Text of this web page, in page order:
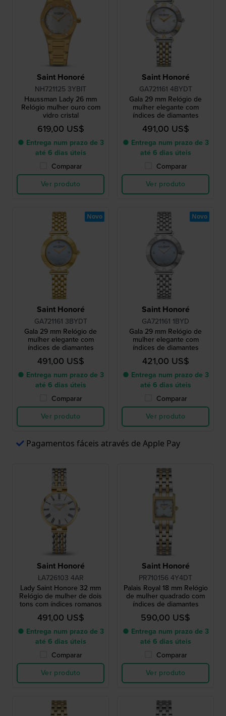
Saint Honoré
NH721125 3YBIT
Haussman Lady 26 mm
Relógio mulher ouro com
vidro cristal
619,00 US$
● Entrega num prazo de 3
até 6 dias úteis
Comparar
Ver produto
Saint Honoré
GA721161 4BYDT
Gala 29 mm Relógio de
mulher elegante com
índices de diamantes
491,00 US$
● Entrega num prazo de 3
até 6 dias úteis
Comparar
Ver produto
Saint Honoré
GA721161 3BYDT
Gala 29 mm Relógio de
mulher elegante com
índices de diamantes
491,00 US$
● Entrega num prazo de 3
até 6 dias úteis
Comparar
Ver produto
Novo
Saint Honoré
GA721161 1BYD
Gala 29 mm Relógio de
mulher elegante com
índices de diamantes
421,00 US$
● Entrega num prazo de 3
até 6 dias úteis
Comparar
Ver produto
Novo
Pagamentos fáceis através de Apple Pay
Saint Honoré
LA726103 4AR
Lady Saint Honore 32 mm
Relógio de mulher de dois
tons com índices romanos
491,00 US$
● Entrega num prazo de 3
até 6 dias úteis
Comparar
Ver produto
Saint Honoré
PR710156 4Y4DT
Palais Royal 18 mm Relógio
de mulher quadrado com
índices de diamantes
590,00 US$
● Entrega num prazo de 3
até 6 dias úteis
Comparar
Ver produto